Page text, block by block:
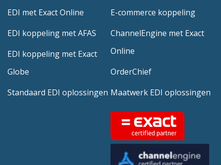
EDI met Exact Online
EDI koppeling met AFAS
EDI koppeling met Exact
Globe
Standaard EDI oplossingen
E-commerce koppeling
ChannelEngine met Exact
Online
OrderChief
Maatwerk EDI oplossingen